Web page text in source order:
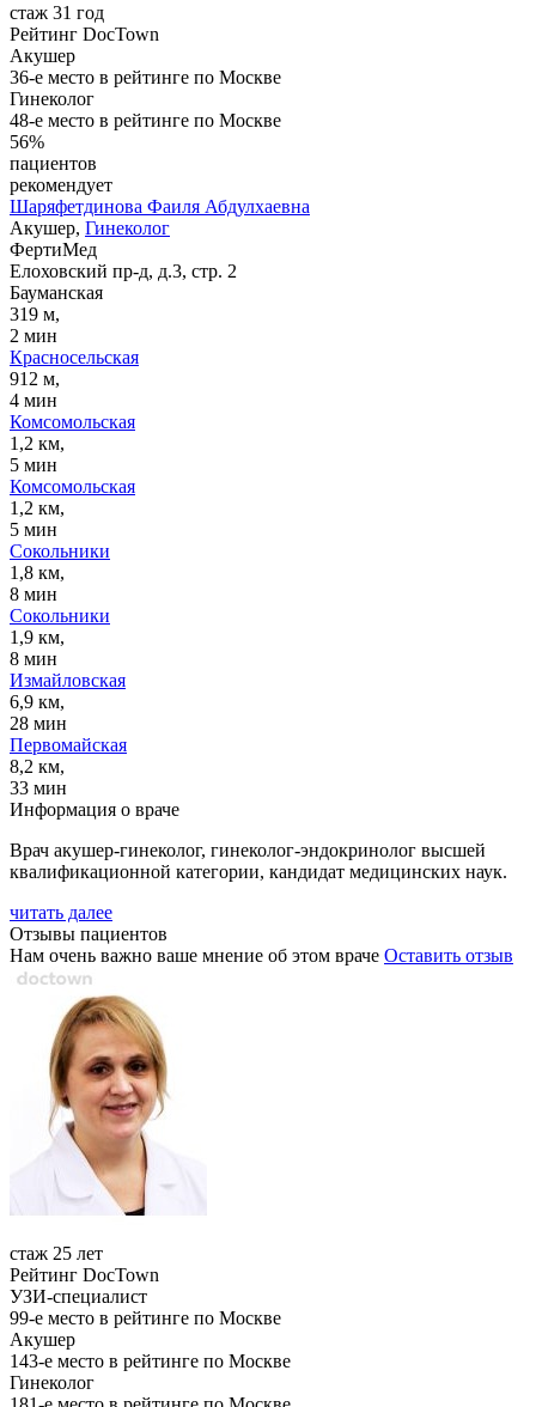
стаж 31 год
Рейтинг DocTown
Акушер
36-е место в рейтинге по Москве
Гинеколог
48-е место в рейтинге по Москве
56%
пациентов
рекомендует
Шаряфетдинова Фаиля Абдулхаевна
Акушер, Гинеколог
ФертиМед
Елоховский пр-д, д.3, стр. 2
Бауманская
319 м,
2 мин
Красносельская
912 м,
4 мин
Комсомольская
1,2 км,
5 мин
Комсомольская
1,2 км,
5 мин
Сокольники
1,8 км,
8 мин
Сокольники
1,9 км,
8 мин
Измайловская
6,9 км,
28 мин
Первомайская
8,2 км,
33 мин
Информация о враче
Врач акушер-гинеколог, гинеколог-эндокринолог высшей
квалификационной категории, кандидат медицинских наук.
читать далее
Отзывы пациентов
Нам очень важно ваше мнение об этом враче Оставить отзыв
стаж 25 лет
Рейтинг DocTown
УЗИ-специалист
99-е место в рейтинге по Москве
Акушер
143-е место в рейтинге по Москве
Гинеколог